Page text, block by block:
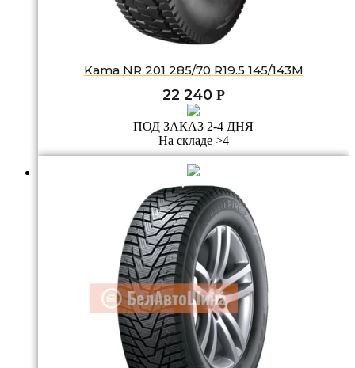
Kama NR 201 285/70 R19.5 145/143M
22 240 Р
ПОД ЗАКАЗ 2-4 ДНЯ
На складе >4